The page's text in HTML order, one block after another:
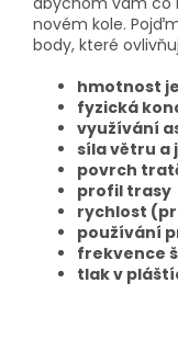
novém kole.
body, které
hmotnost
fyzická
využívání
síla větru a
povrch
profil trasy
rychlost
používání
frekvence
tlak v